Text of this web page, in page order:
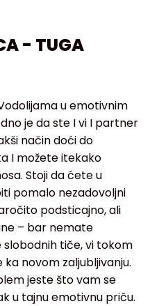
- TUGA
u emotivnim
je da ste I vi I partner
način doći do
I možete itekako
Stoji da ćete u
pomalo nezadovoljni
podsticajno, ali
– bar nemate
tiče, vi tokom
novom zaljubljivanju.
jeste što vam se
u tajnu emotivnu priču.